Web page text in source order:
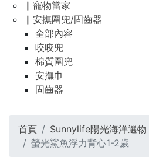
▏寵物當家
▏安撫圍兜/固齒器
全部內容
咬咬兜
棉質圍兜
安撫巾
固齒器
首頁
Sunnylife陽光海洋選物
螢光鯊魚浮力背心1-2歲